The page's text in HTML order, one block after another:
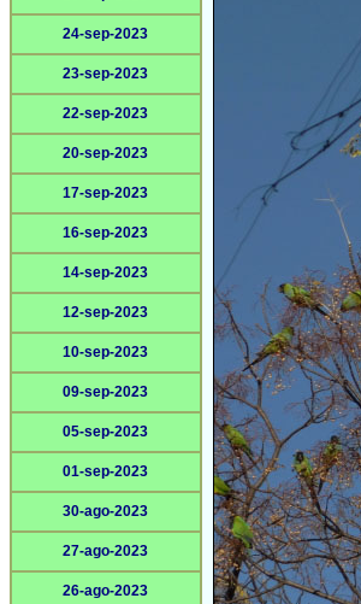
24-sep-2023
23-sep-2023
22-sep-2023
20-sep-2023
17-sep-2023
16-sep-2023
14-sep-2023
12-sep-2023
10-sep-2023
09-sep-2023
05-sep-2023
01-sep-2023
30-ago-2023
27-ago-2023
26-ago-2023